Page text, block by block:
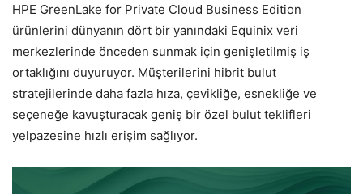
HPE GreenLake for Private Cloud Business Edition
ürünlerini dünyanın dört bir yanındaki Equinix veri
merkezlerinde önceden sunmak için genişletilmiş iş
ortaklığını duyuruyor. Müşterilerini hibrit bulut
stratejilerinde daha fazla hıza, çevikliğe, esnekliğe ve
seçeneğe kavuşturacak geniş bir özel bulut teklifleri
yelpazesine hızlı erişim sağlıyor.